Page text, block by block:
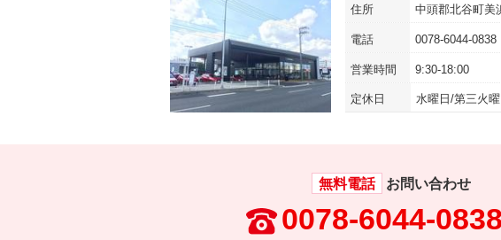
住所 中頭郡北谷町美
電話 0078-6044-0838
営業時間 9:30-18:00
定休日 水曜日/第三火曜
無料電話 お問い合わせ
0078-6044-